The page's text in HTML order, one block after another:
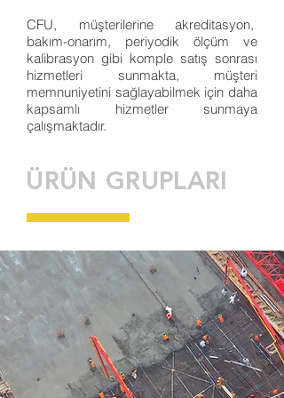
CFU, müşterilerine akreditasyon,
bakım-onarım, periyodik ölçüm ve
kalibrasyon gibi komple satış sonrası
hizmetleri sunmakta, müşteri
memnuniyetini sağlayabilmek için daha
kapsamlı hizmetler sunmaya
çalışmaktadır.
ÜRÜN GRUPLARI